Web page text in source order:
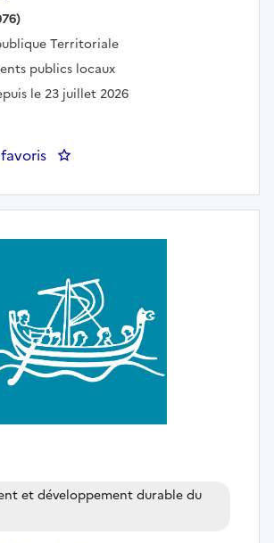
:
:Territoriale
:
publics locaux
le 23 juillet 2026
et développement durable du